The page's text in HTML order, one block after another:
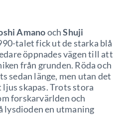
AmanoochShuji
talet fick ut de starka blå
öppnades vägen till att
från grunden. Röda och
sedan länge, men utan det
skapas. Trots stora
forskarvärlden och
lysdioden en utmaning